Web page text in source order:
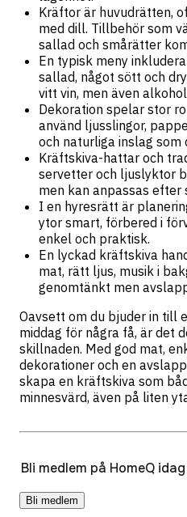
Kräftor är huvudrätten,
med dill. Tillbehör som
sallad och smårätter
En typisk meny
sallad, något sött och
vitt vin, men även
Dekoration spelar stor
använd ljusslingor,
och naturliga inslag som
Kräftskiva-hattar och
servetter och ljuslyktor
men kan anpassas efter
I en hyresrätt är
ytor smart, förbered i
enkel och praktisk.
En lyckad kräftskiva
mat, rätt ljus, musik i
genomtänkt men
Oavsett om du bjuder in till
middag för några få, är det
skillnaden. Med god mat,
dekorationer och en
skapa en kräftskiva som
minnesvärd, även på liten
Bli medlem på HomeQ
Bli medlem